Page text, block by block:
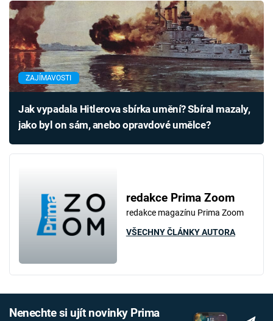
ZAJÍMAVOSTI
Jak vypadala Hitlerova sbírka umění? Sbíral mazaly,
jako byl on sám, anebo opravdové umělce?
redakce Prima Zoom
redakce magazínu Prima Zoom
VŠECHNY ČLÁNKY AUTORA
Nenechte si ujít novinky Prima